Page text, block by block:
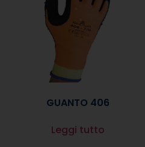
GUANTO 406
Leggi tutto